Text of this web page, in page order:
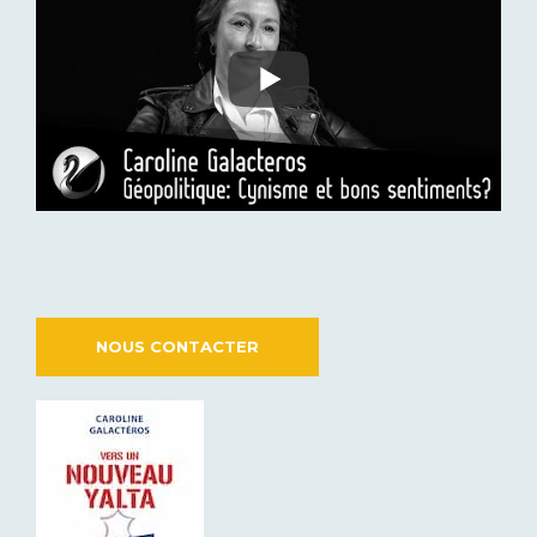
NOUS CONTACTER